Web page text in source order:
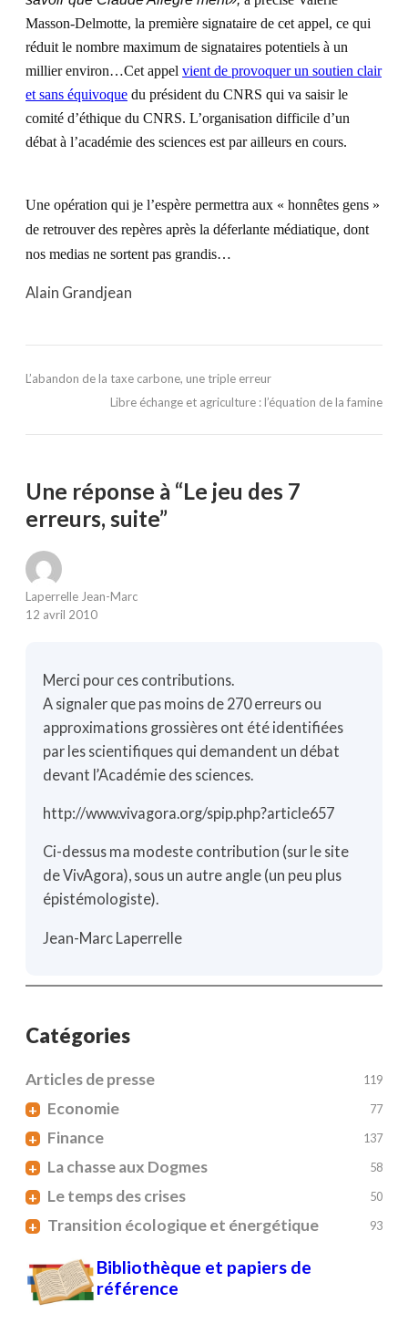
Masson-Delmotte, la première signataire de cet appel, ce qui
réduit le nombre maximum de signataires potentiels à un
millier environ…Cet appel vient de provoquer un soutien clair
et sans équivoque du président du CNRS qui va saisir le
comité d’éthique du CNRS. L’organisation difficile d’un
débat à l’académie des sciences est par ailleurs en cours.
Une opération qui je l’espère permettra aux « honnêtes gens »
de retrouver des repères après la déferlante médiatique, dont
nos medias ne sortent pas grandis…
Alain Grandjean
L’abandon de la taxe carbone, une triple erreur
Libre échange et agriculture : l’équation de la famine
Une réponse à “Le jeu des 7
erreurs, suite”
Laperrelle Jean-Marc
12 avril 2010
Merci pour ces contributions.
A signaler que pas moins de 270 erreurs ou
approximations grossières ont été identifiées
par les scientifiques qui demandent un débat
devant l’Académie des sciences.
http://www.vivagora.org/spip.php?article657
Ci-dessus ma modeste contribution (sur le site
de VivAgora), sous un autre angle (un peu plus
épistémologiste).
Jean-Marc Laperrelle
Catégories
Articles de presse 119
+ Economie 77
+ Finance 137
+ La chasse aux Dogmes 58
+ Le temps des crises 50
+ Transition écologique et énergétique 93
Bibliothèque et papiers de
référence